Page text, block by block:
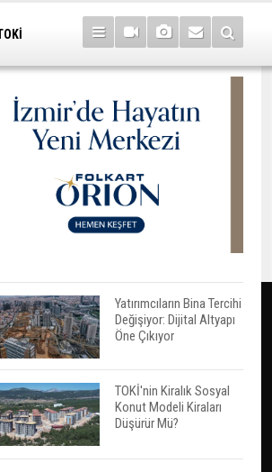
Yatırımcıların Bina Tercihi
Değişiyor: Dijital Altyapı
Öne Çıkıyor
TOKİ'nin Kiralık Sosyal
Konut Modeli Kiraları
Düşürür Mü?